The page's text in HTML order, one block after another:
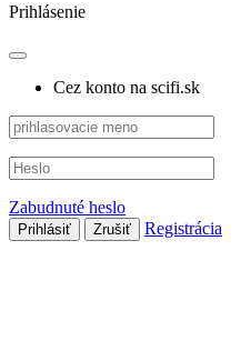
Prihlásenie
Cez konto na scifi.sk
Zabudnuté heslo
Prihlásiť Zrušiť Registrácia